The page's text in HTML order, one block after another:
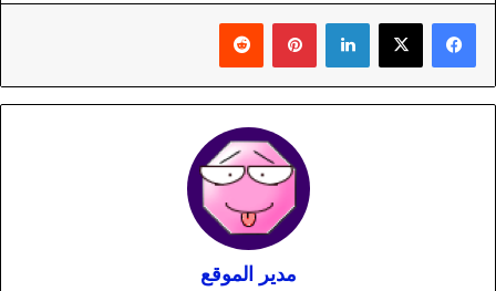
لينكدإن بينتيريست
مدير الموقع